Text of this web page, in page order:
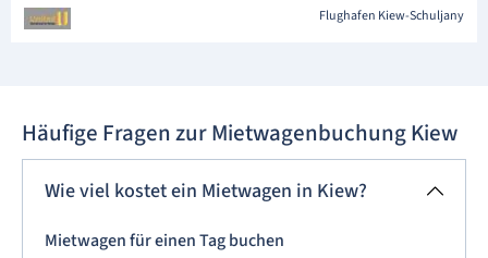
Flughafen Kiew-Schuljany
Häufige Fragen zur Mietwagenbuchung Kiew
Wie viel kostet ein Mietwagen in Kiew?
Mietwagen für einen Tag buchen